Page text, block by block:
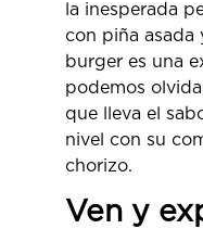
la inesperada
con piña asada
burger es una
podemos
que lleva el
nivel con su
chorizo.
Ven y